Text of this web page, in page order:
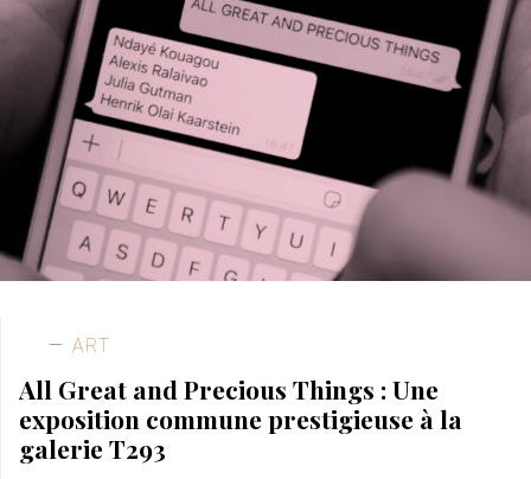
ART
All Great and Precious Things : Une
exposition commune prestigieuse à la
galerie T293